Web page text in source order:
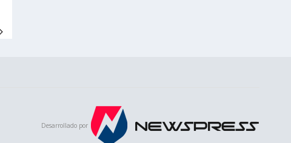
Desarrollado por